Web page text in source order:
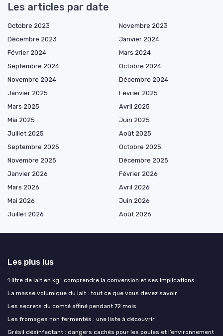
Les articles par date
Octobre 2023
Novembre 2023
Décembre 2023
Janvier 2024
Février 2024
Mars 2024
Septembre 2024
Octobre 2024
Novembre 2024
Décembre 2024
Janvier 2025
Février 2025
Mars 2025
Avril 2025
Mai 2025
Juin 2025
Juillet 2025
Août 2025
Septembre 2025
Octobre 2025
Novembre 2025
Décembre 2025
Janvier 2026
Février 2026
Mars 2026
Avril 2026
Mai 2026
Juin 2026
Juillet 2026
Août 2026
Les plus lus
1 litre de lait en kg : comprendre la conversion et ses implications
La masse volumique du lait : tout ce que vous devez savoir
Les secrets du comté affiné pendant 72 mois
Les fromages non fermentés : une liste à découvrir
Grésil désinfectant : dangers cachés pour les poules et l’environnement